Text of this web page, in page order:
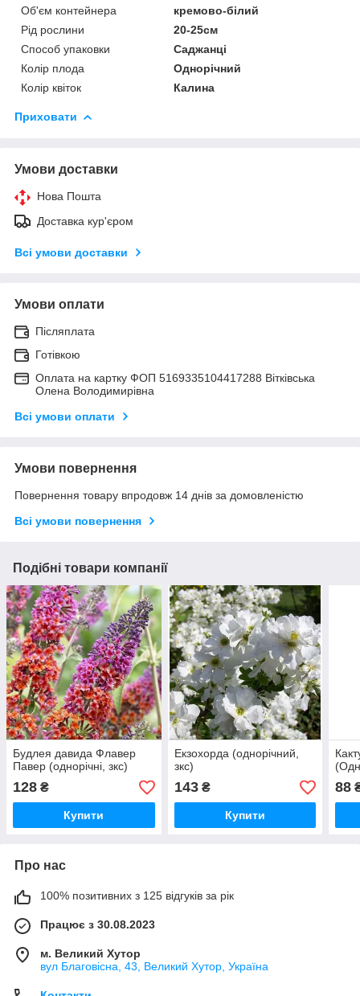
Об'єм контейнера
кремово-білий
Рід рослини
20-25см
Способ упаковки
Саджанці
Колір плода
Однорічний
Колір квіток
Калина
Приховати
Умови доставки
Нова Пошта
Доставка кур'єром
Всі умови доставки
Умови оплати
Післяплата
Готівкою
Оплата на картку ФОП 5169335104417288 Вітківська
Олена Володимирівна
Всі умови оплати
Умови повернення
Повернення товару впродовж 14 днів за домовленістю
Всі умови повернення
Подібні товари компанії
Будлея давида Флавер
Павер (однорічні, зкс)
128 ₴
Купити
Екзохорда (однорічний,
зкс)
143₴
Купити
88
Про нас
100% позитивних з 125 відгуків за рік
Працює з 30.08.2023
м. Великий Хутор
вул Благовісна, 43, Великий Хутор, Україна